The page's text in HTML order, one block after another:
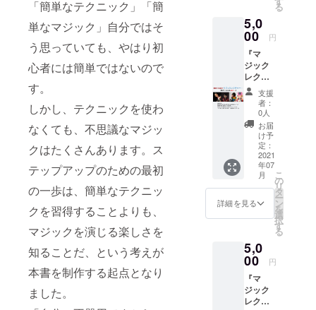
「簡単なテクニック」「簡
単なマジック」自分ではそ
う思っていても、やはり初
心者には簡単ではないので
す。
しかし、テクニックを使わ
なくても、不思議なマジッ
クはたくさんあります。ス
テップアップのための最初
の一歩は、簡単なテクニッ
クを習得することよりも、
マジックを演じる楽しさを
知ることだ、という考えが
本書を制作する起点となり
ました。
現場 ・
マジ
シャン
を続け
ていく
ために
・安定
した収
入を
キープ
する術
・稼ぐ
ための
お金の
使い方
トで閲
覧する
ことは
できま
せん。
目次
１．マ
ジック
を学ぶ
方法
２．分
類ごと
の学び
方 ３．
上達す
に ４．
マジ
職業
５．収
入を得
る ６．
有名に
能に
よって
送付い
たしま
す。
note書
籍です
が、
メール
配信し
ますの
で、
noteア
カウン
トで閲
ことは
できま
出版の
noteア
カウン
トでは
6000円
で販売
してお
ります
が、ク
ラウド
ファン
ディン
グ特典
として
割引に
てご提
供いた
note.co
m/hirok
iryoo/m
/ma029
a84bb2
e8 お届
を！』
プロ
ジェク
トのリ
ターン
とし
て、同
料金で
販売し
た作品
です。
https://
camp-
fire.jp/p
rojects/
view/36
0133
出版の
noteア
カウン
トでは
6000円
で販売
る
5,0
00 円
『マ
ジック
レク
チャー
動画
（エ
ディッ
ション
ビー）
』をお
届けし
ます。
この作
品は、
『マジ
たちに
活躍の
場
を！』
プロ
ジェク
支援
者：
0人
お届
け予
定：
2021
年07
月
詳細を見る
こ
の
リ
タ
ー
ン
を
選
択
す
る
5,0
00 円
『マ
ジック
レク